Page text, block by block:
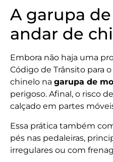
A garupa
andar de
Embora não haja uma
Código de Trânsito para
chinelo na garupa de
perigoso. Afinal, o risco
calçado em partes
Essa prática também
pés nas pedaleiras,
irregulares ou com